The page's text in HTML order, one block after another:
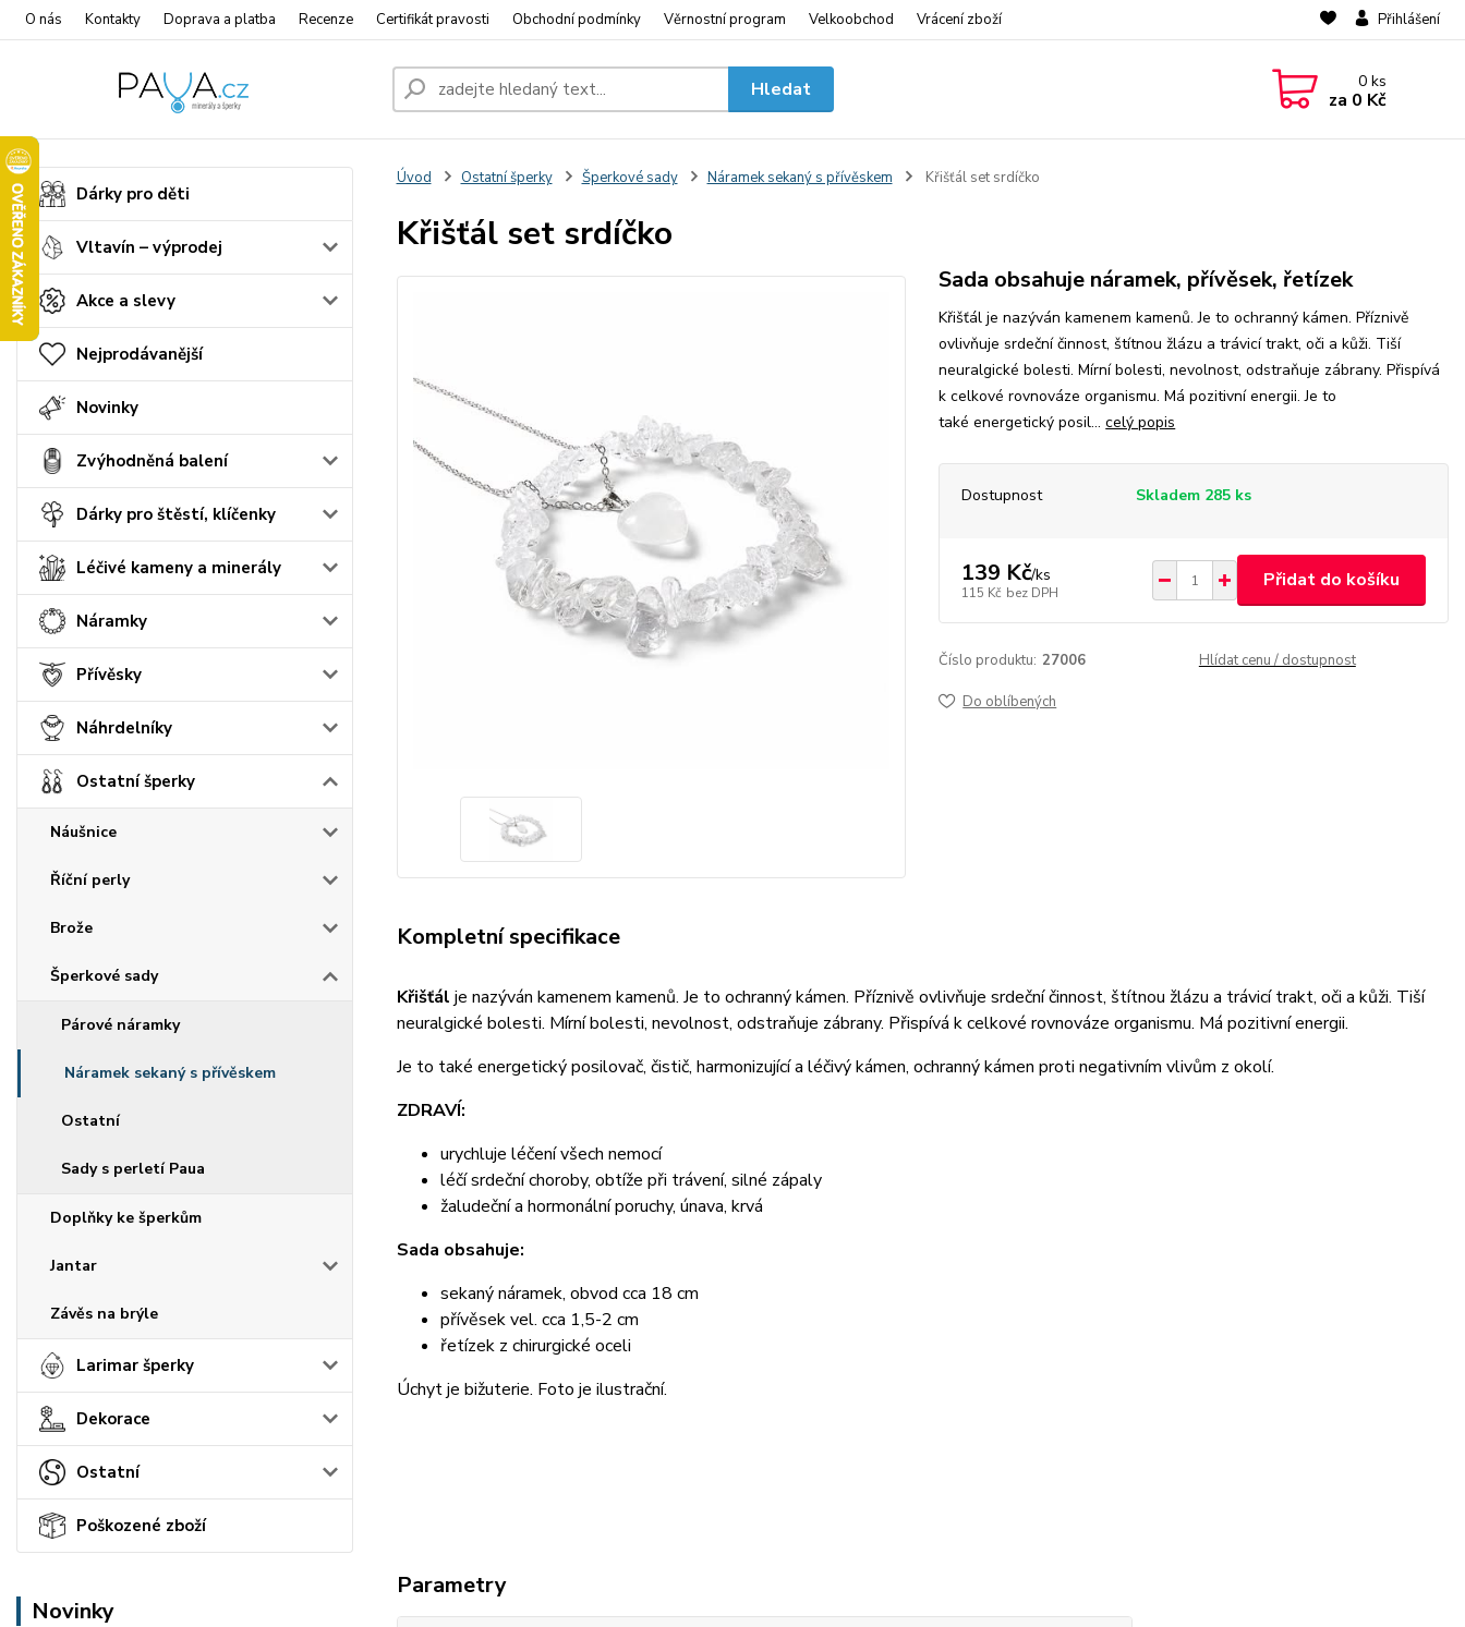
O nás Kontakty Doprava a platba Recenze Certifikát pravosti Obchodní podmínky Věrnostní program Velkoobchod Vrácení zboží Přihlášení
Hledat 0 ks
za 0 Kč
Dárky pro děti
Vltavín – výprodej
Akce a slevy
Nejprodávanější
Novinky
Zvýhodněná balení
Dárky pro štěstí, klíčenky
Léčivé kameny a minerály
Náramky
Přívěsky
Náhrdelníky
Ostatní šperky
Náušnice
Říční perly
Brože
Šperkové sady
Párové náramky
Náramek sekaný s přívěskem
Ostatní
Sady s perletí Paua
Doplňky ke šperkům
Jantar
Závěs na brýle
Larimar šperky
Dekorace
Ostatní
Poškozené zboží
Novinky
Úvod Ostatní šperky Šperkové sady Náramek sekaný s přívěskem Křišťál set srdíčko
Křišťál set srdíčko
Sada obsahuje náramek, přívěsek, řetízek
Křišťál je nazýván kamenem kamenů. Je to ochranný kámen. Příznivě
ovlivňuje srdeční činnost, štítnou žlázu a trávicí trakt, oči a kůži. Tiší
neuralgické bolesti. Mírní bolesti, nevolnost, odstraňuje zábrany. Přispívá
k celkové rovnováze organismu. Má pozitivní energii. Je to
také energetický posil...celý popis
Dostupnost Skladem 285 ks
139 Kč/ks
115 Kč bez DPH
Přidat do košíku
Číslo produktu: 27006 Hlídat cenu / dostupnost
Do oblíbených
Kompletní specifikace
Křišťál je nazýván kamenem kamenů. Je to ochranný kámen. Příznivě ovlivňuje srdeční činnost, štítnou žlázu a trávicí trakt, oči a kůži. Tiší
neuralgické bolesti. Mírní bolesti, nevolnost, odstraňuje zábrany. Přispívá k celkové rovnováze organismu. Má pozitivní energii.
Je to také energetický posilovač, čistič, harmonizující a léčivý kámen, ochranný kámen proti negativním vlivům z okolí.
ZDRAVÍ:
urychluje léčení všech nemocí
léčí srdeční choroby, obtíže při trávení, silné zápaly
žaludeční a hormonální poruchy, únava, krvá
Sada obsahuje:
sekaný náramek, obvod cca 18 cm
přívěsek vel. cca 1,5-2 cm
řetízek z chirurgické oceli
Úchyt je bižuterie. Foto je ilustrační.
Parametry